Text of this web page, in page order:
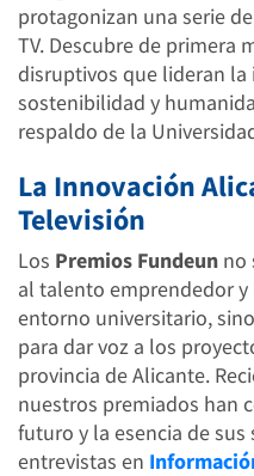
protagonizan una serie
TV. Descubre de primera
disruptivos que lideran la
sostenibilidad y
respaldo de la
La Innovación
Televisión
Los Premios Fundeun no
al talento emprendedor y
entorno universitario,
para dar voz a los
provincia de Alicante.
nuestros premiados han
futuro y la esencia de
entrevistas en